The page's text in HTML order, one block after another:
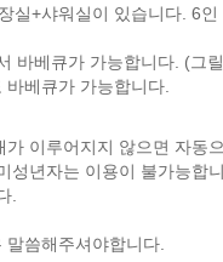
실+샤워실이 있습니다. 6
바베큐가 가능합니다. (그
베큐가 가능합니다.
이루어지지 않으면 자동
성년자는 이용이 불가능합
.
씀해주셔야합니다.